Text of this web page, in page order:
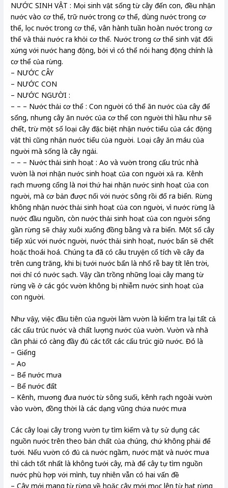
NƯỚC SINH VẬT : Mọi sinh vật sống từ cây đến con, đều nhận
nước vào cơ thể, trữ nước trong cơ thể, dùng nước trong cơ
thể, lọc nước trong cơ thể, vân hành tuần hoàn nước trong cơ
thể và thải nước ra khỏi cơ thể. Nước trong cơ thể sinh vật đối
xứng với nước hang động, bởi vì có thể nói hang động chính là
cơ thể của rừng.
– NƯỚC CÂY
– NƯỚC CON
– NƯỚC NGƯỜI :
– – – Nước thải cơ thể : Con người có thể ăn nước của cây để
sống, nhưng cây ăn nước của cơ thể con người thì hầu như sẽ
chết, trừ một số loại cây đặc biệt nhận nước tiểu của các động
vật thì cũng nhận nước tiểu của người. Loại cây ăn máu của
người mà sống là cây ngải.
– – – Nước thải sinh hoạt : Ao và vườn trong cấu trúc nhà
vườn là nơi nhận nước sinh hoạt của con người xả ra. Kênh
rạch mương cống là nơi thứ hai nhận nước sinh hoạt của con
người, mà cơ bản được nối với nước sông rồi đổ ra biển. Rừng
không nhận nước thải sinh hoạt của con người, vì nước rừng là
nước đầu nguồn, còn nước thải sinh hoạt của con người sống
gần rừng sẽ chảy xuôi xuống đồng bằng và ra biển. Một số cây
tiếp xúc với nước người, nước thải sinh hoạt, nước bẩn sẽ chết
hoặc thoái hoá. Chúng ta đã có câu truyện cổ tích về cây đa
trên cung trăng, khi bị tưới nước bẩn là nhổ rễ bay tít lên trời,
nơi chỉ có nước sạch. Vậy cần trồng những loại cây mang từ
rừng về ở các góc vườn không bị nhiễm nước sinh hoạt của
con người.
Như vậy, việc đầu tiên của người làm vườn là kiểm tra lại tất cả
các cấu trúc nước và chất lượng nước của vườn. Vườn và nhà
cần phải có càng đầy đủ các tốt các cấu trúc giữ nước. Đó là
– Giếng
– Ao
– Bể nước mưa
– Bể nước đất
– Kênh, mương đưa nước từ sông suối, kênh rạch ngoài vườn
vào vườn, đồng thời là các dạng vũng chứa nước mưa
Các cây loại cây trong vườn tự tìm kiếm và tự sử dụng các
nguồn nước trên theo bản chất của chúng, chứ không phải để
tưới. Nếu vườn có đủ cả nước ngầm, nước mặt và nước mưa
thì cách tốt nhất là không tưới cây, mà để cây tự tìm nguồn
nước phù hợp với mình, tuy nhiên vẫn có hai vấn đề
– Cây mới mang từ rừng về hoặc cây mới mọc lên từ hạt rừng